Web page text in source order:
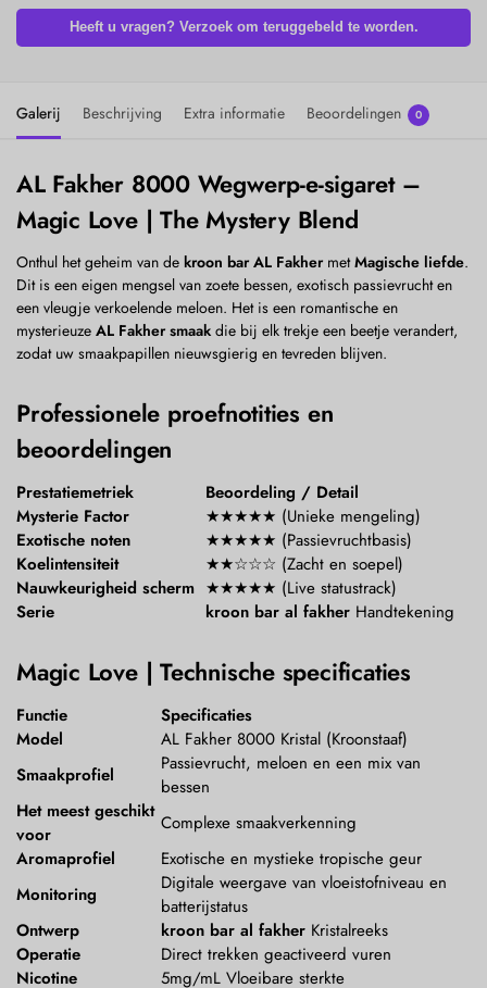
Heeft u vragen? Verzoek om teruggebeld te worden.
Galerij Beschrijving Extra informatie Beoordelingen 0
AL Fakher 8000 Wegwerp-e-sigaret –
Magic Love | The Mystery Blend
Onthul het geheim van de kroon bar AL Fakher metMagische liefde.
Dit is een eigen mengsel van zoete bessen, exotisch passievrucht en
een vleugje verkoelende meloen. Het is een romantische en
mysterieuze AL Fakher smaak die bij elk trekje een beetje verandert,
zodat uw smaakpapillen nieuwsgierig en tevreden blijven.
Professionele proefnotities en
beoordelingen
Prestatiemetriek
Beoordeling / Detail
Mysterie Factor
★★★★★ (Unieke mengeling)
Exotische noten
★★★★★ (Passievruchtbasis)
Koelintensiteit
★★☆☆☆ (Zacht en soepel)
Nauwkeurigheid scherm ★★★★★ (Live statustrack)
Serie
kroon bar al fakher Handtekening
Magic Love | Technische specificaties
Functie
Specificaties
Model
AL Fakher 8000 Kristal (Kroonstaaf)
Smaakprofiel
Passievrucht, meloen en een mix van
bessen
Het meest geschikt
voor
Complexe smaakverkenning
Aromaprofiel
Exotische en mystieke tropische geur
Monitoring
Digitale weergave van vloeistofniveau en
batterijstatus
Ontwerp
kroon bar al fakher Kristalreeks
Operatie
Direct trekken geactiveerd vuren
Nicotine
5mg/mL Vloeibare sterkte